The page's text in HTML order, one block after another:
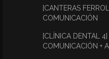
[CANTERAS
COMUNICACIÓN
[CLÍNICA DENTAL
COMUNICACIÓN +